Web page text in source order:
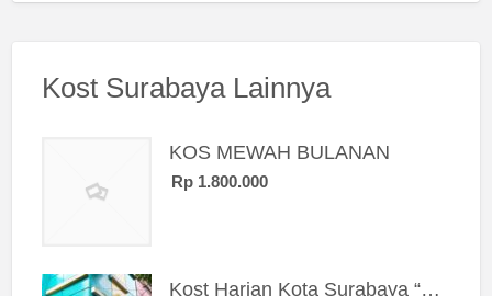
Kost Surabaya Lainnya
KOS MEWAH BULANAN
Rp 1.800.000
Kost Harian Kota Surabaya “Sierra Kost”